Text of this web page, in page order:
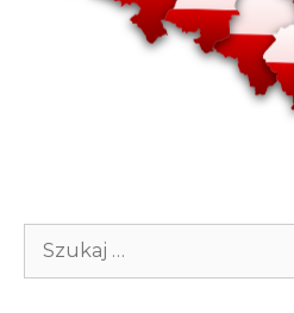
Szukaj: